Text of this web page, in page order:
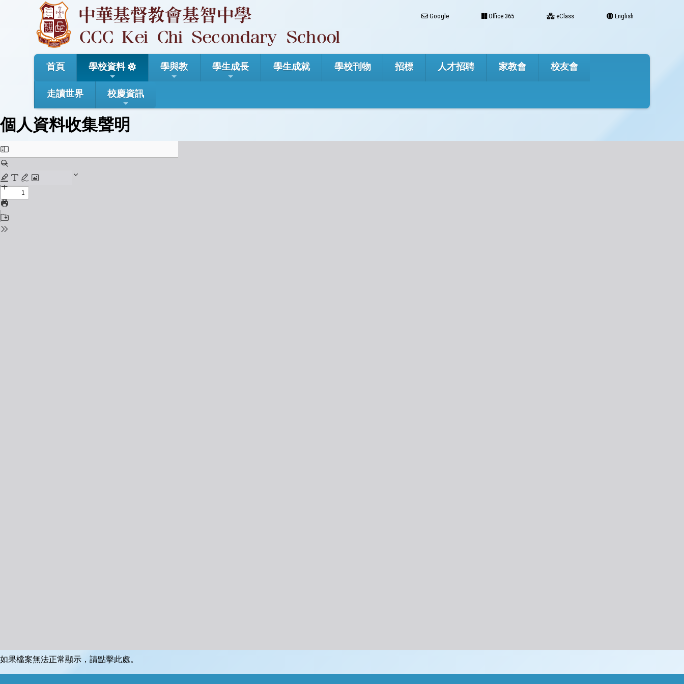
Google Office 365 eClass English
首頁 學校資料 學與教 學生成長 學生成就 學校刊物 招標 人才招聘 家教會 校友會
走讀世界 校慶資訊
個人資料收集聲明
如果檔案無法正常顯示，請點擊此處。